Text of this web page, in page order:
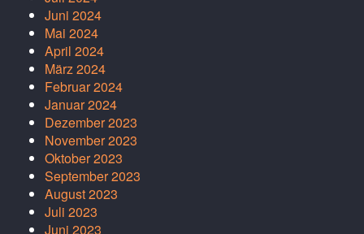
Juni 2024
Mai 2024
April 2024
März 2024
Februar 2024
Januar 2024
Dezember 2023
November 2023
Oktober 2023
September 2023
August 2023
Juli 2023
Juni 2023